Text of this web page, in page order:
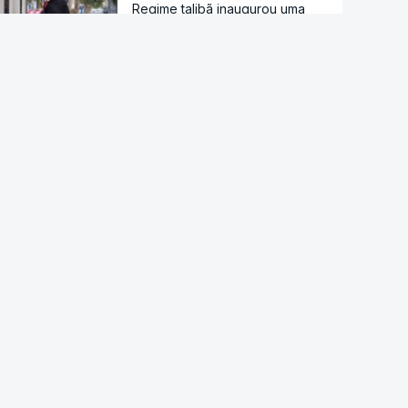
Regime talibã inaugurou uma